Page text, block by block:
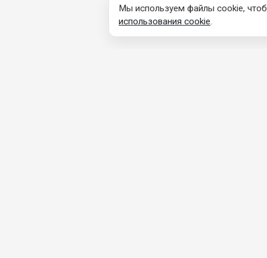
Мы используем файлы cookie,
использования cookie.